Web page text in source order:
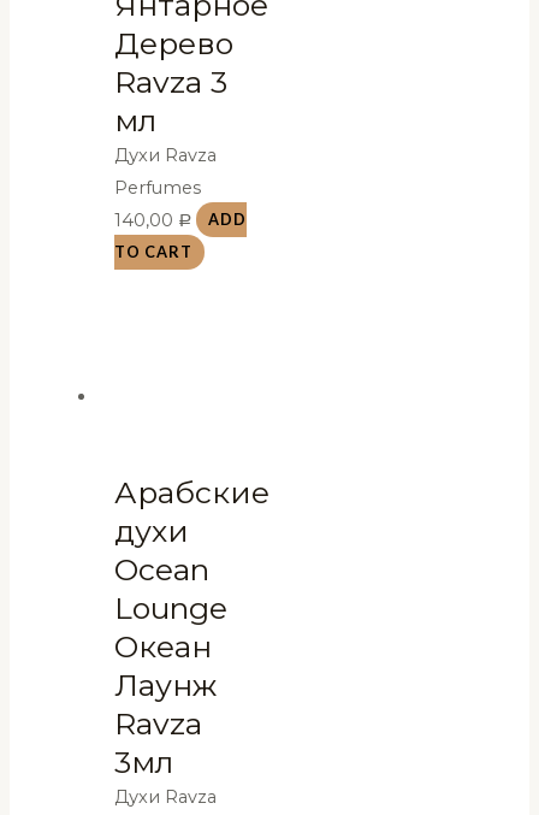
Дерево
Ravza 3
мл
Духи Ravza
Perfumes
140,00 Р
ADD
TO CART
Арабские
духи
Ocean
Lounge
Океан
Лаунж
Ravza
3мл
Духи Ravza